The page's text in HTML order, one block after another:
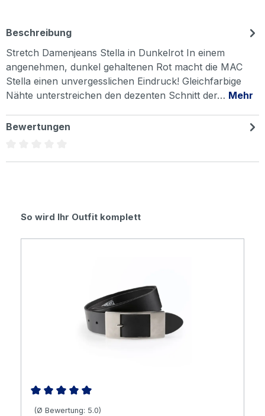
Beschreibung
Stretch Damenjeans Stella in Dunkelrot In einem
angenehmen, dunkel gehaltenen Rot macht die MAC
Stella einen unvergesslichen Eindruck! Gleichfarbige
Nähte unterstreichen den dezenten Schnitt der… Mehr
Bewertungen
Produktgalerie überspringen
So wird Ihr Outfit komplett
Durchschnittliche Bewertung von 5 von 5 Sternen
(Ø Bewertung: 5.0)